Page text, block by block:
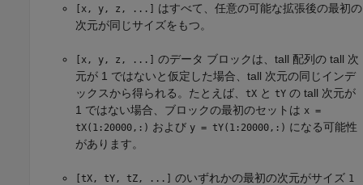
[x, y, z, ...] はすべて、任意の可能な拡張後の最初の
次元が同じサイズをもつ。
[x, y, z, ...] のデータ ブロックは、tall 配列の tall 次
元が 1 ではないと仮定した場合、tall 次元の同じインデ
ックスから得られる。たとえば、 tX と tY の tall 次元が
1 ではない場合、ブロックの最初のセットは x =
tX(1:20000,:) および y = tY(1:20000,:) になる可能性
があります。
[tX, tY, tZ, ...] のいずれかの最初の次元がサイズ 1